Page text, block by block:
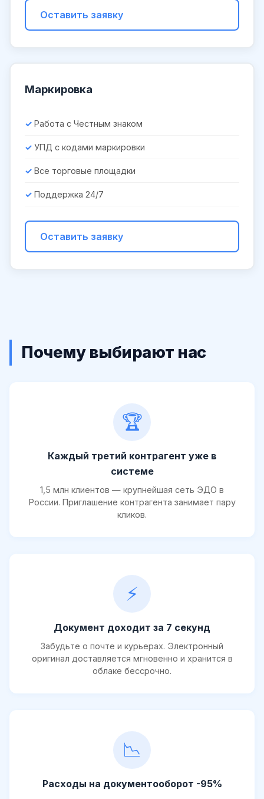
Оставить заявку
Маркировка
Работа с Честным знаком
УПД с кодами маркировки
Все торговые площадки
Поддержка 24/7
Оставить заявку
Почему выбирают нас
🏆
Каждый третий контрагент уже в
системе
1,5 млн клиентов — крупнейшая сеть ЭДО в
России. Приглашение контрагента занимает пару
кликов.
⚡
Документ доходит за 7 секунд
Забудьте о почте и курьерах. Электронный
оригинал доставляется мгновенно и хранится в
облаке бессрочно.
📉
Расходы на документооборот -95%